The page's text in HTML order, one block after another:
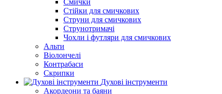
Смички
Стійки для смичкових
Струни для смичкових
Струнотримачі
Чохли і футляри для смичкових
Альти
Віолончелі
Контрабаси
Скрипки
Духові інструменти
Акордеони та баяни